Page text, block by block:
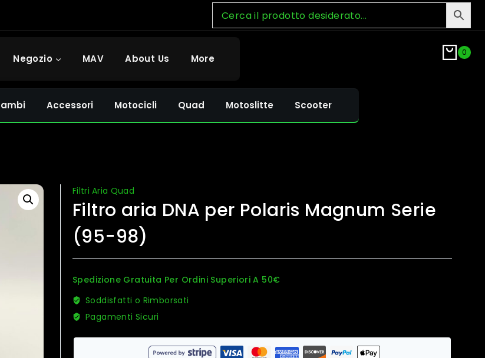
Negozio MAV About Us More
0
Accessori Motocicli Quad Motoslitte Scooter
Filtri Aria Quad
Filtro aria DNA per Polaris Magnum Serie
(95-98)
Spedizione Gratuita Per Ordini Superiori A 50€
Soddisfatti o Rimborsati
Pagamenti Sicuri